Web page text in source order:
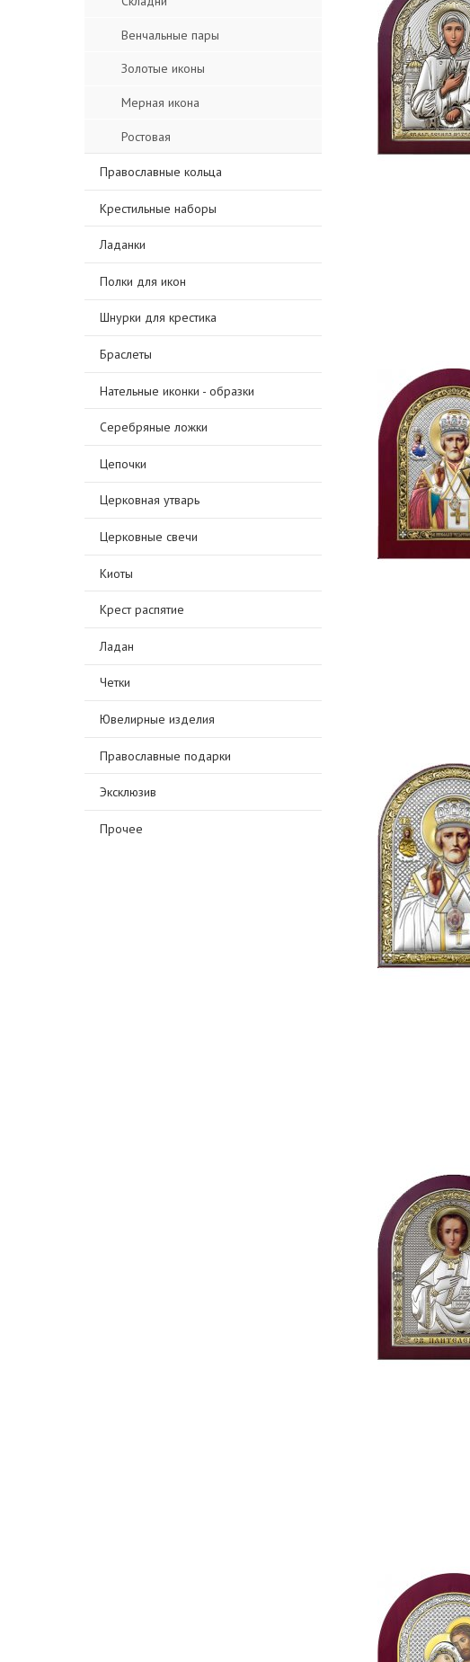
Венчальные пары
Золотые иконы
Мерная икона
Ростовая
Православные кольца
Крестильные наборы
Ладанки
Полки для икон
Шнурки для крестика
Браслеты
Нательные иконки - образки
Серебряные ложки
Цепочки
Церковная утварь
Церковные свечи
Киоты
Крест распятие
Ладан
Четки
Ювелирные изделия
Православные подарки
Эксклюзив
Прочее